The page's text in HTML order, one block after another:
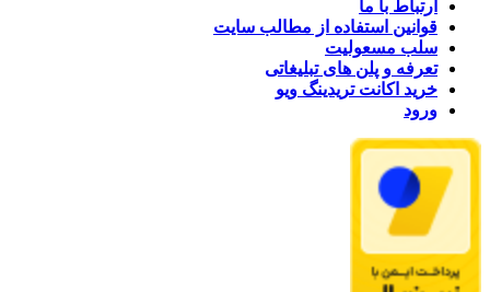
ارتباط با ما
قوانین استفاده از مطالب سایت
سلب مسعولیت
تعرفه و پلن های تبلیغاتی
خرید اکانت تریدینگ ویو
ورود